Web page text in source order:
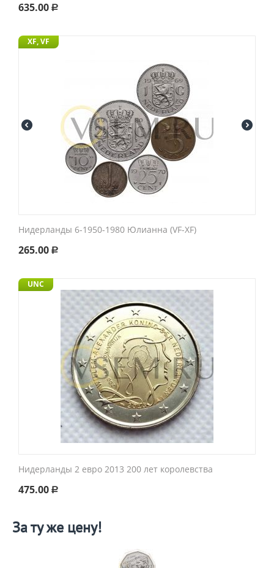
635.00 Р
XF, VF
Нидерланды 6-1950-1980 Юлианна (VF-XF)
265.00 Р
UNC
Нидерланды 2 евро 2013 200 лет королевства
475.00 Р
За ту же цену!